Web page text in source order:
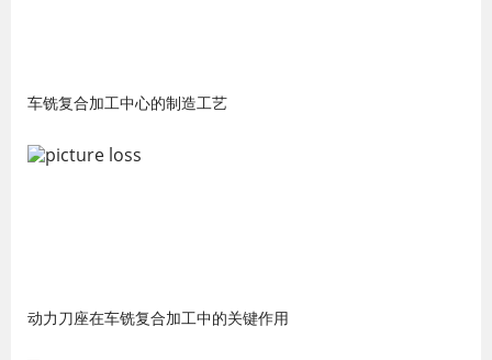
车铣复合加工中心的制造工艺
动力刀座在车铣复合加工中的关键作用